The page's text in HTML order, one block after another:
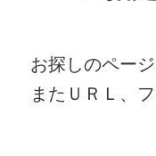
お探しのペー
またＵＲＬ、